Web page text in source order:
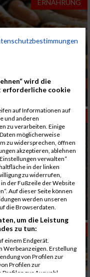
ERNÄHRUNG
ERNÄHRUNG
wird die
erforderliche cookie
auf Informationen auf
und anderen
zu verarbeiten. Einige
möglicherweise
zu widersprechen, öffnen
akzeptieren, ablehnen
verwalten“
in der linken
zu widerrufen,
der Fußzeile der Website
Auf dieser Seite können
werden unseren
die Browserdaten.
um die Leistung
zu tun:
einem Endgerät.
Werbeanzeigen. Erstellung
von Profilen zur
Profilen zur
Profilen zur Auswahl